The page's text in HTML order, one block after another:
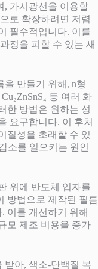
, 가시광선을 이용할
로 확장하려면 저렴
필수적입니다. 이를
정을 피할 수 있는 새
을 만들기 위해, n형
Cu₂ZnSnS₄ 등 여러 화
한 방법은 원하는 성
요구합니다. 이 후처
질성을 초래할 수 있
소를 일으키는 원인
위에 반도체 입자를
방법으로 제작된 필름
이를 개선하기 위해
모 제조 비용을 증가
받아, 색소-단백질 복